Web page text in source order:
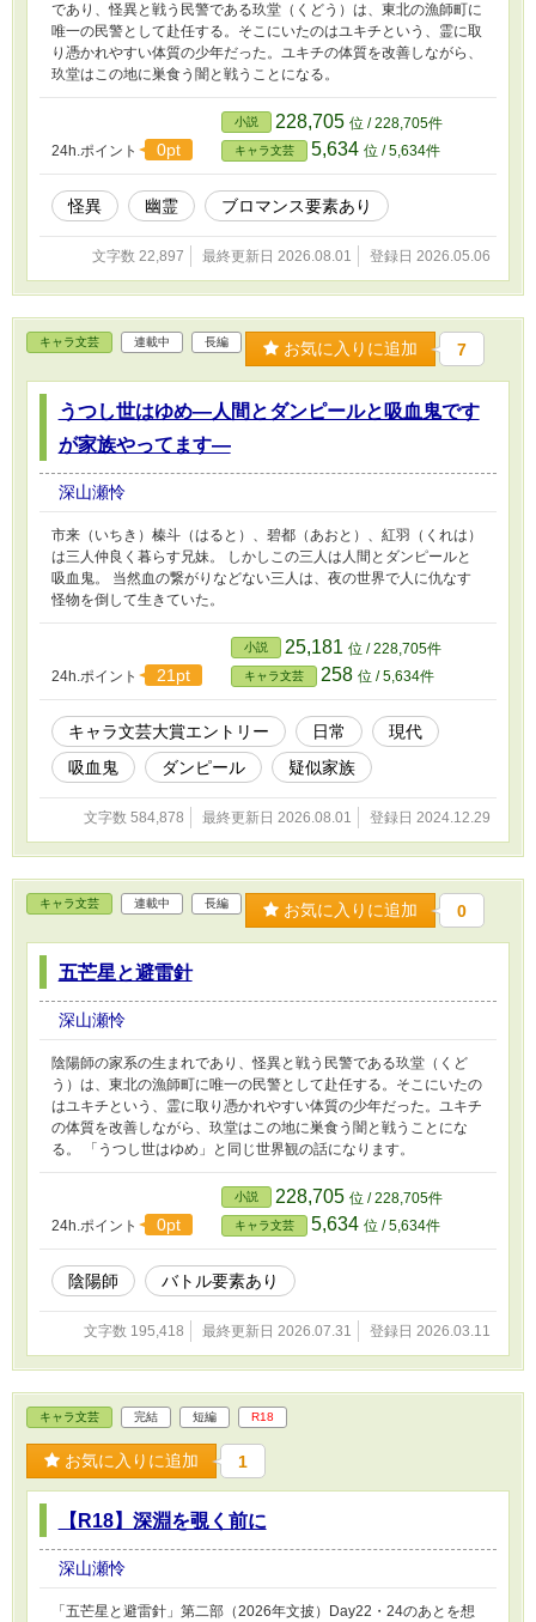
であり、怪異と戦う民警である玖堂（くどう）は、東北の漁師町に
唯一の民警として赴任する。そこにいたのはユキチという、霊に取
り憑かれやすい体質の少年だった。ユキチの体質を改善しながら、
玖堂はこの地に巣食う闇と戦うことになる。
24h.ポイント 0pt
小説 228,705 位 / 228,705件
キャラ文芸 5,634 位 / 5,634件
怪異 幽霊 ブロマンス要素あり
文字数 22,897 最終更新日 2026.08.01 登録日 2026.05.06
キャラ文芸 連載中 長編 お気に入りに追加 7
うつし世はゆめ―人間とダンピールと吸血鬼です
が家族やってます―
深山瀬怜
市来（いちき）榛斗（はると）、碧都（あおと）、紅羽（くれは）
は三人仲良く暮らす兄妹。 しかしこの三人は人間とダンピールと
吸血鬼。 当然血の繋がりなどない三人は、夜の世界で人に仇なす
怪物を倒して生きていた。
24h.ポイント 21pt
小説 25,181 位 / 228,705件
キャラ文芸 258 位 / 5,634件
キャラ文芸大賞エントリー 日常
現代
吸血鬼
ダンピール 疑似家族
文字数 584,878 最終更新日 2026.08.01 登録日 2024.12.29
キャラ文芸 連載中 長編 お気に入りに追加 0
五芒星と避雷針
深山瀬怜
陰陽師の家系の生まれであり、怪異と戦う民警である玖堂（くど
う）は、東北の漁師町に唯一の民警として赴任する。そこにいたの
はユキチという、霊に取り憑かれやすい体質の少年だった。ユキチ
の体質を改善しながら、玖堂はこの地に巣食う闇と戦うことにな
る。 「うつし世はゆめ」と同じ世界観の話になります。
24h.ポイント 0pt
小説 228,705 位 / 228,705件
キャラ文芸 5,634 位 / 5,634件
陰陽師 バトル要素あり
文字数 195,418 最終更新日 2026.07.31 登録日 2026.03.11
キャラ文芸 完結 短編 R18
お気に入りに追加 1
【R18】深淵を覗く前に
深山瀬怜
「五芒星と避雷針」第二部（2026年文披）Day22・24のあとを想